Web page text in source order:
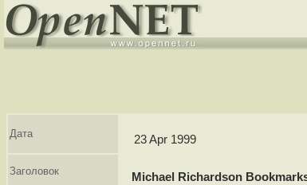
Дата 23 Apr 1999
Заголовок Michael Richardson